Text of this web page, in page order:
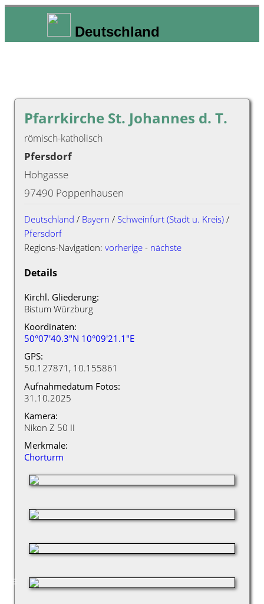
Deutschland
Pfarrkirche St. Johannes d. T.
römisch-katholisch
Pfersdorf
Hohgasse
97490 Poppenhausen
Deutschland / Bayern / Schweinfurt (Stadt u. Kreis) /
Pfersdorf
Regions-Navigation: vorherige - nächste
Details
Kirchl. Gliederung:
Bistum Würzburg
Koordinaten:
50°07'40.3"N 10°09'21.1"E
GPS:
50.127871, 10.155861
Aufnahmedatum Fotos:
31.10.2025
Kamera:
Nikon Z 50 II
Merkmale:
Chorturm